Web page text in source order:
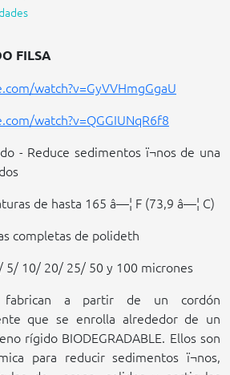
FILSA
watch?v=GyVVHmgGgaU
watch?v=QGGIUNqR6f8
Reduce sedimentos ï¬nos de una
de hasta 165 â—¦ F (73,9 â—¦ C)
completas de polideth
5/ 10/ 20/ 25/ 50 y 100 micrones
fabrican a partir de un cordón
que se enrolla alrededor de un
rígido BIODEGRADABLE. Ellos son
para reducir sedimentos ï¬nos,